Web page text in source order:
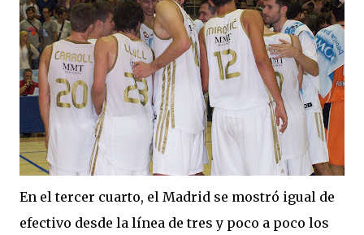
En el tercer cuarto, el Madrid se mostró igual de
efectivo desde la línea de tres y poco a poco los